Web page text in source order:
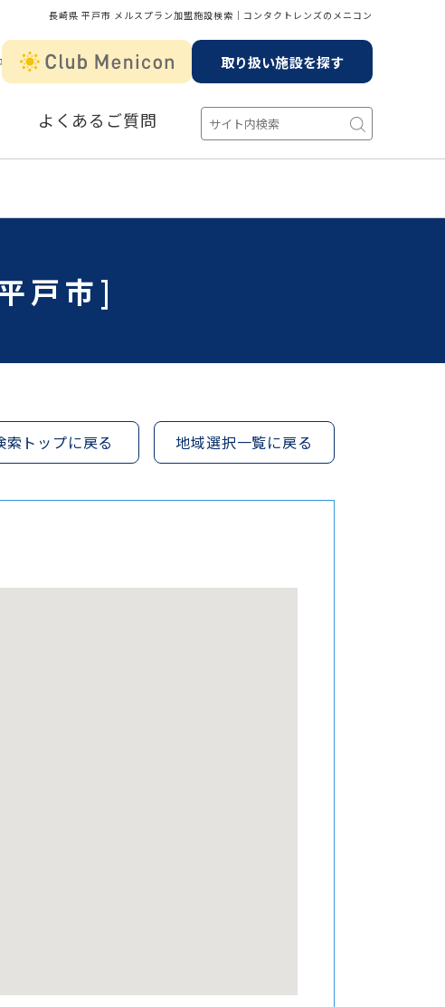
長崎県 平戸市 メルスプラン加盟施設検索│コンタクトレンズのメニコン
取り扱い施設を探す
よくあるご質問
戸市]
トップに戻る 地域選択一覧に戻る